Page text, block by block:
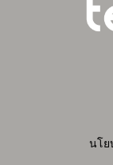
นโย